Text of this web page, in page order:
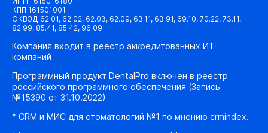
КПП 161501001
ОКВЭД 62.01, 62.02, 62.03, 62.09, 63.11, 63.91, 69.10, 70.22, 73.11,
82.99, 85.41, 85.42, 96.09
Компания входит в реестр аккредитованных ИТ-
компаний
Программный продукт DentalPro включен в реестр
российского программного обеспечения (Запись
№15390 от 31.10.2022)
* CRM и МИС для стоматологий №1 по мнению crmindex.